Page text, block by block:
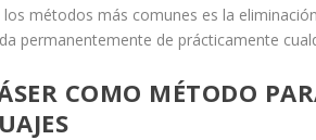
los métodos más comunes es la
permanentemente de prácticamente
COMO MÉTODO